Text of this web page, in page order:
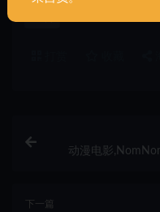
动漫电影
下一篇